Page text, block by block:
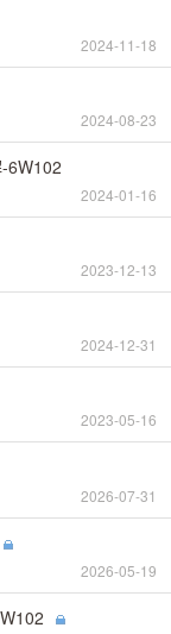
2024-11-18
2024-08-23
6W102
2024-01-16
2023-12-13
2024-12-31
2023-05-16
2026-07-31
2026-05-19